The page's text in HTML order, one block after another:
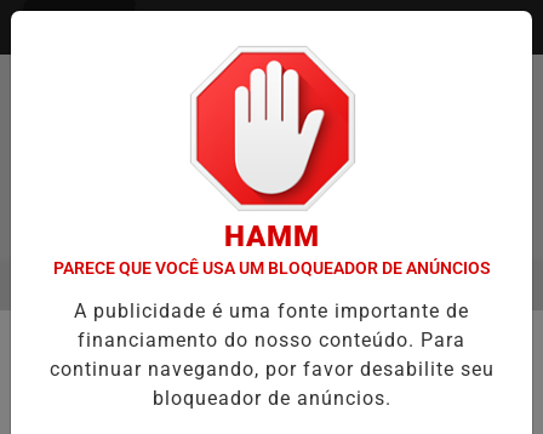
EM ALTA
☂️ TEMPO E CLIMA
Rio Grande do Sul entra em alerta
máximo para chuva intensa e
HAMM
PARECE QUE VOCÊ USA UM BLOQUEADOR DE ANÚNCIOS
A publicidade é uma fonte importante de
financiamento do nosso conteúdo. Para
continuar navegando, por favor desabilite seu
bloqueador de anúncios.